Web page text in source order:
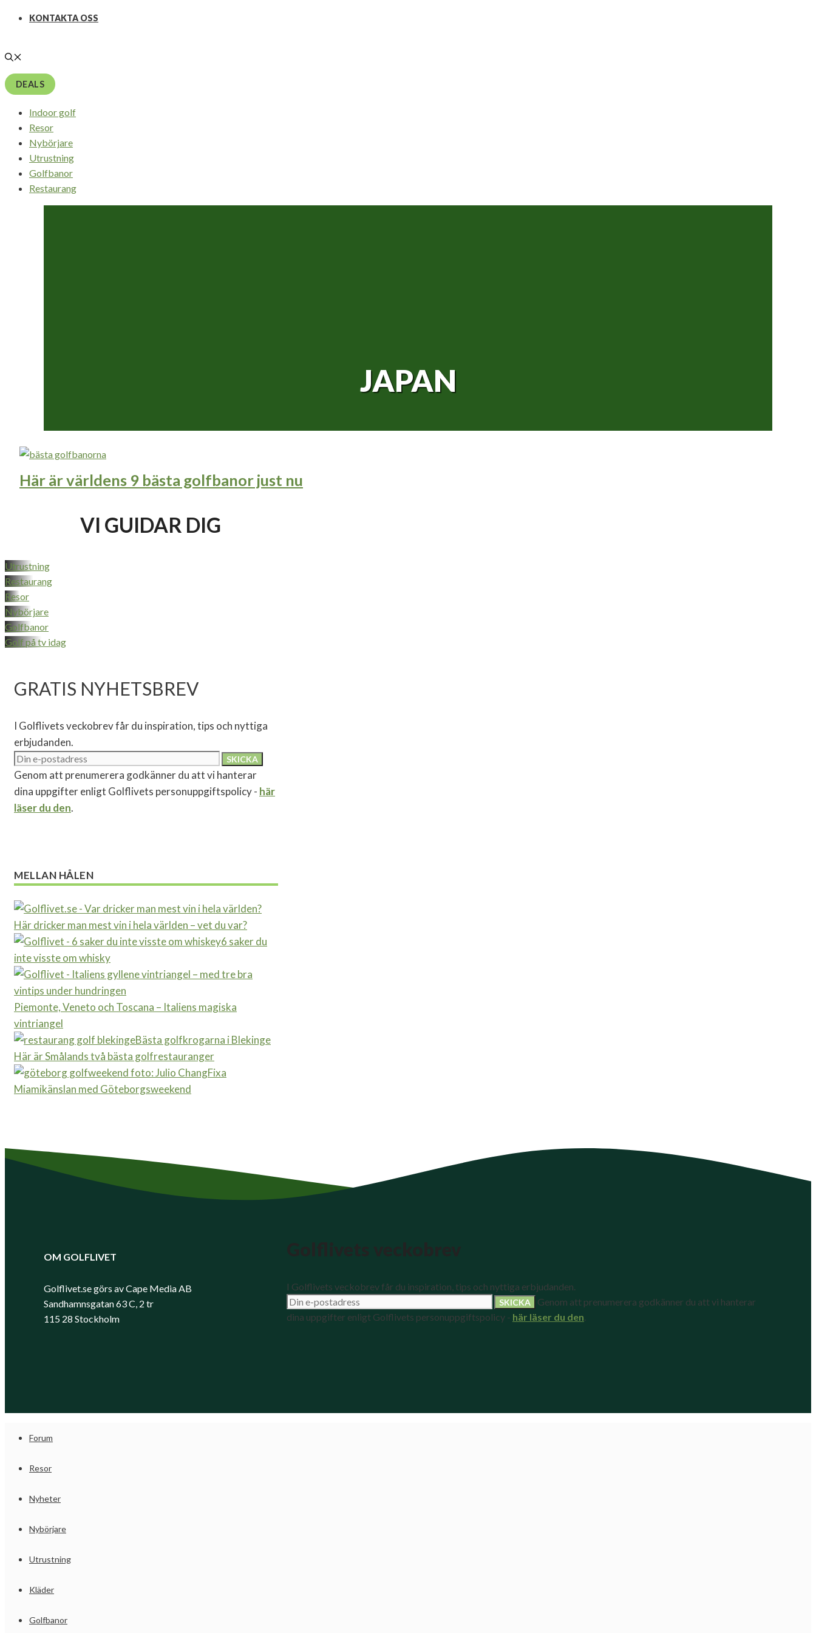
KONTAKTA OSS
DEALS
Indoor golf
Resor
Nybörjare
Utrustning
Golfbanor
Restaurang
JAPAN
Här är världens 9 bästa golfbanor just nu
VI GUIDAR DIG
Utrustning
Restaurang
Resor
Nybörjare
Golfbanor
Golf på tv idag
GRATIS NYHETSBREV
I Golflivets veckobrev får du inspiration, tips och nyttiga
erbjudanden.
Genom att prenumerera godkänner du att vi hanterar
dina uppgifter enligt Golflivets personuppgiftspolicy - här
läser du den.
MELLAN HÅLEN
Här dricker man mest vin i hela världen – vet du var?
6 saker du
inte visste om whisky
Piemonte, Veneto och Toscana – Italiens magiska
vintriangel
Bästa golfkrogarna i Blekinge
Här är Smålands två bästa golfrestauranger
Fixa
Miamikänslan med Göteborgsweekend
OM GOLFLIVET
Golflivet.se görs av Cape Media AB
Sandhamnsgatan 63 C, 2 tr
115 28 Stockholm
I Golflivets veckobrev får du inspiration, tips och nyttiga erbjudanden.
Genom att prenumerera godkänner du att vi hanterar
dina uppgifter enligt Golflivets personuppgiftspolicy - här läser du den.
Forum
Resor
Nyheter
Nybörjare
Utrustning
Kläder
Golfbanor